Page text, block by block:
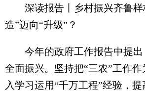
深读报告丨乡村振兴齐鲁样
造”迈向“升级”？
今年的政府工作报告中提出
全面振兴。坚持把“三农”工作
入学习运用“千万工程”经验，